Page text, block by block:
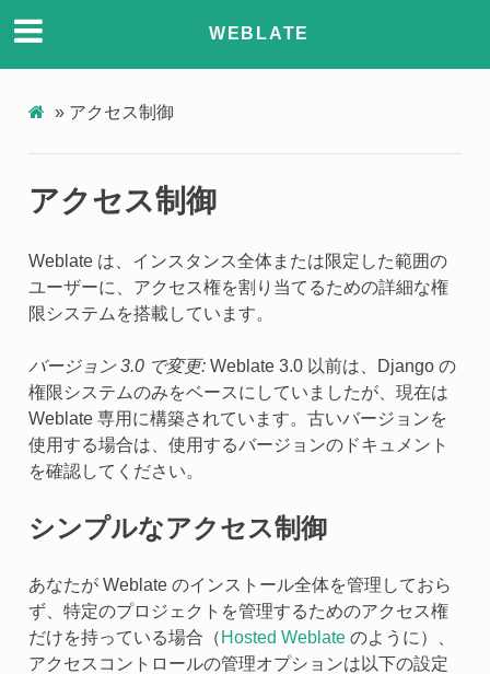
WEBLATE
» アクセス制御
アクセス制御
Weblate は、インスタンス全体または限定した範囲の
ユーザーに、アクセス権を割り当てるための詳細な権
限システムを搭載しています。
バージョン 3.0 で変更: Weblate 3.0 以前は、Django の
権限システムのみをベースにしていましたが、現在は
Weblate 専用に構築されています。古いバージョンを
使用する場合は、使用するバージョンのドキュメント
を確認してください。
シンプルなアクセス制御
あなたが Weblate のインストール全体を管理しておら
ず、特定のプロジェクトを管理するためのアクセス権
だけを持っている場合（ Hosted Weblateのように）、
アクセスコントロールの管理オプションは以下の設定